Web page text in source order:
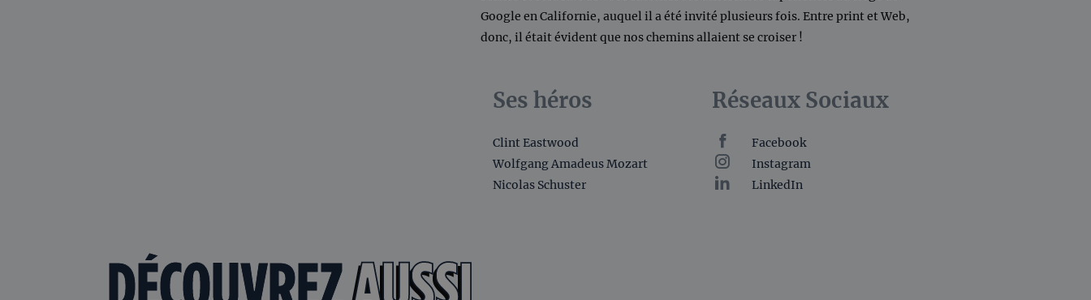
Google en Californie, auquel il a été invité plusieurs fois. Entre print et Web,
donc, il était évident que nos chemins allaient se croiser !
Ses héros
Clint Eastwood
Wolfgang Amadeus Mozart
Nicolas Schuster
Réseaux Sociaux
Facebook
Instagram
LinkedIn